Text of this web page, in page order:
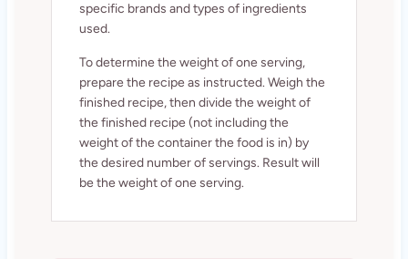
specific brands and types of ingredients
used.
To determine the weight of one serving,
prepare the recipe as instructed. Weigh the
finished recipe, then divide the weight of
the finished recipe (not including the
weight of the container the food is in) by
the desired number of servings. Result will
be the weight of one serving.